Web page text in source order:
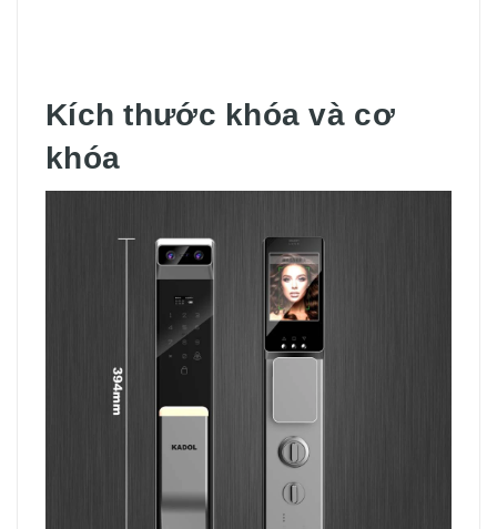
Kích thước khóa và cơ
khóa